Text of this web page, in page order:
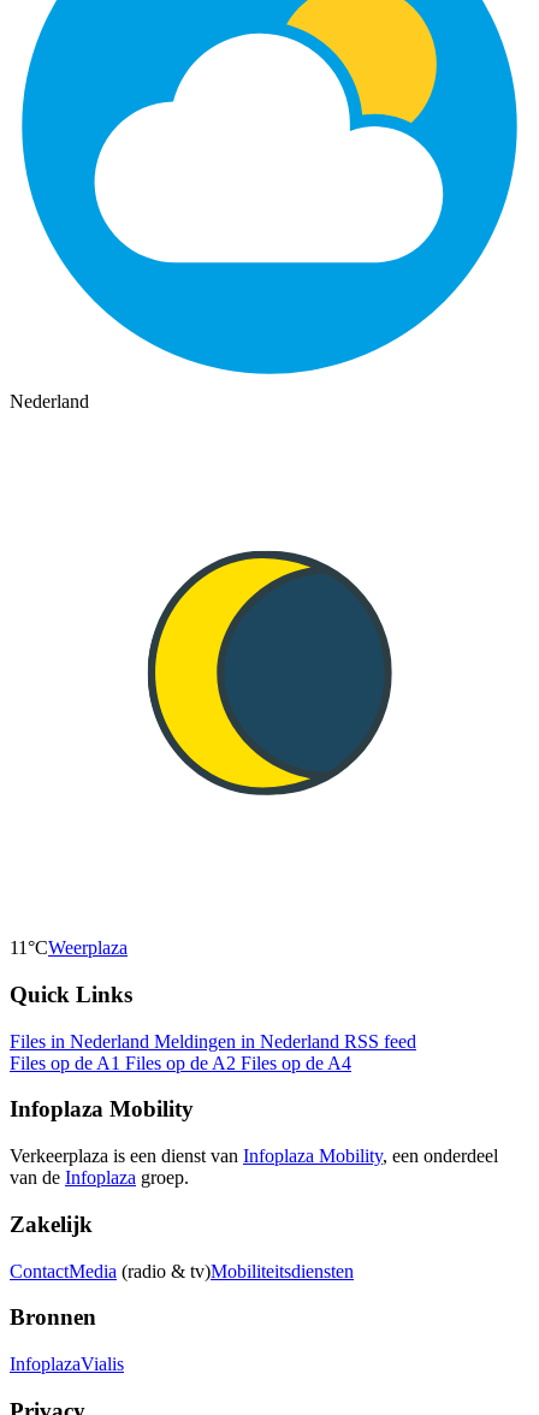
Nederland
11°CWeerplaza
Quick Links
Files in Nederland Meldingen in Nederland RSS feed
Files op de A1 Files op de A2 Files op de A4
Infoplaza Mobility
Verkeerplaza is een dienst van Infoplaza Mobility, een onderdeel
van de Infoplaza groep.
Zakelijk
ContactMedia (radio & tv)Mobiliteitsdiensten
Bronnen
InfoplazaVialis